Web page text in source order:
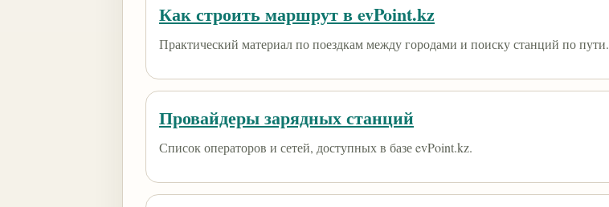
Как строить маршрут в evPoint.kz
Практический материал по поездкам между городами и поиску станций по пути.
Провайдеры зарядных станций
Список операторов и сетей, доступных в базе evPoint.kz.